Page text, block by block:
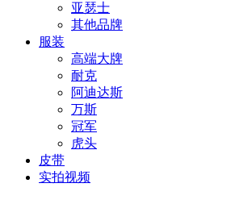
亚瑟士
其他品牌
服装
高端大牌
耐克
阿迪达斯
万斯
冠军
虎头
皮带
实拍视频